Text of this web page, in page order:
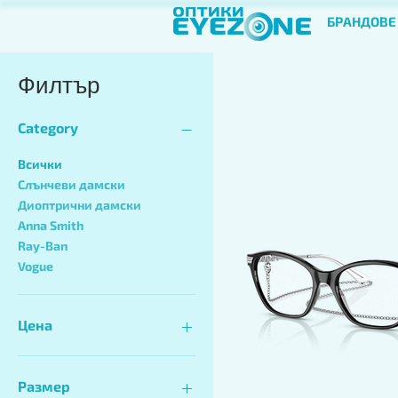
БРАНДОВЕ
Филтър
Category
Всички
Слънчеви дамски
Диоптрични дамски
Anna Smith
Ray-Ban
Vogue
Цена
120 лв.
Размер